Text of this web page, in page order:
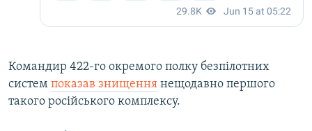
Командир 422-го окремого полку безпілотних
систем показав знищення нещодавно першого
такого російського комплексу.